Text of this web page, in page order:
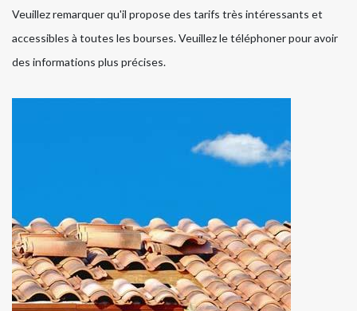
Veuillez remarquer qu'il propose des tarifs très intéressants et
accessibles à toutes les bourses. Veuillez le téléphoner pour avoir
des informations plus précises.